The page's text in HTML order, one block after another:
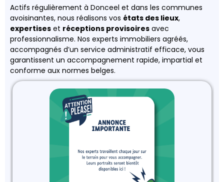
Actifs régulièrement à Donceel et dans les communes
avoisinantes, nous réalisons vos états des lieux,
expertises et réceptions provisoires avec
professionnalisme. Nos experts immobiliers agréés,
accompagnés d’un service administratif efficace, vous
garantissent un accompagnement rapide, impartial et
conforme aux normes belges.